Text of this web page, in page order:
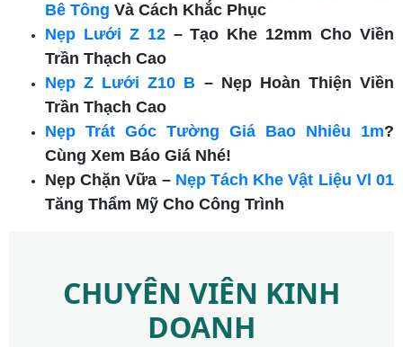
Bê Tông Và Cách Khắc Phục
Nẹp Lưới Z 12– Tạo Khe 12mm Cho Viền
Trần Thạch Cao
Nẹp Z Lưới Z10 B – Nẹp Hoàn Thiện Viền
Trần Thạch Cao
Nẹp Trát Góc Tường Giá Bao Nhiêu 1m?
Cùng Xem Báo Giá Nhé!
Nẹp Chặn Vữa – Nẹp Tách Khe Vật Liệu Vl 01
Tăng Thẩm Mỹ Cho Công Trình
CHUYÊN VIÊN KINH
DOANH